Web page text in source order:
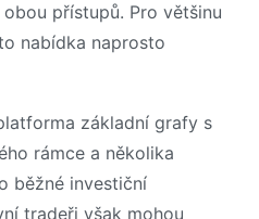
přístupů. Pro většinu
nabídka naprosto
základní grafy s
rámce a několika
běžné investiční
tradeři však mohou